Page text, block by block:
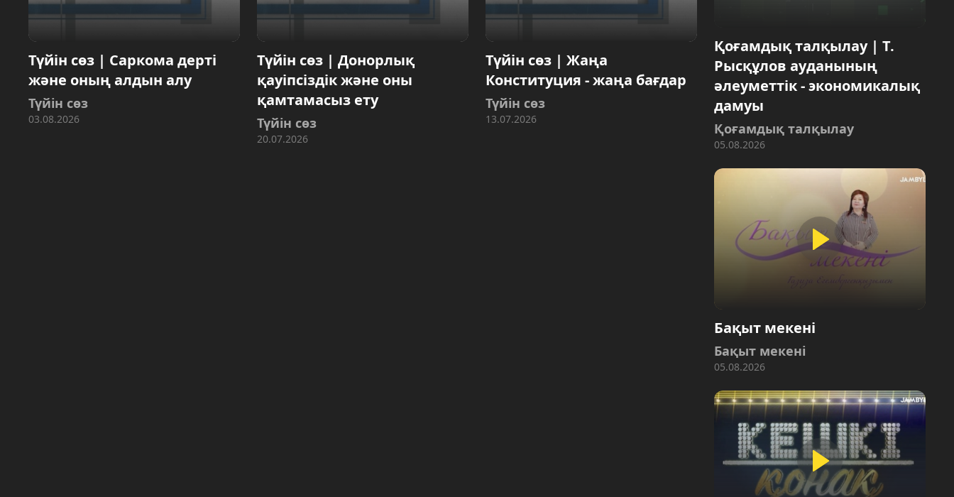
Түйін сөз | Саркома дерті
және оның алдын алу
Түйін сөз
03.08.2026
Түйін сөз | Донорлық
қауіпсіздік және оны
қамтамасыз ету
Түйін сөз
20.07.2026
Түйін сөз | Жаңа
Конституция - жаңа бағдар
Түйін сөз
13.07.2026
Қоғамдық талқылау | Т.
Рысқұлов ауданының
әлеуметтік - экономикалық
дамуы
Қоғамдық талқылау
05.08.2026
Бақыт мекені
Бақыт мекені
05.08.2026